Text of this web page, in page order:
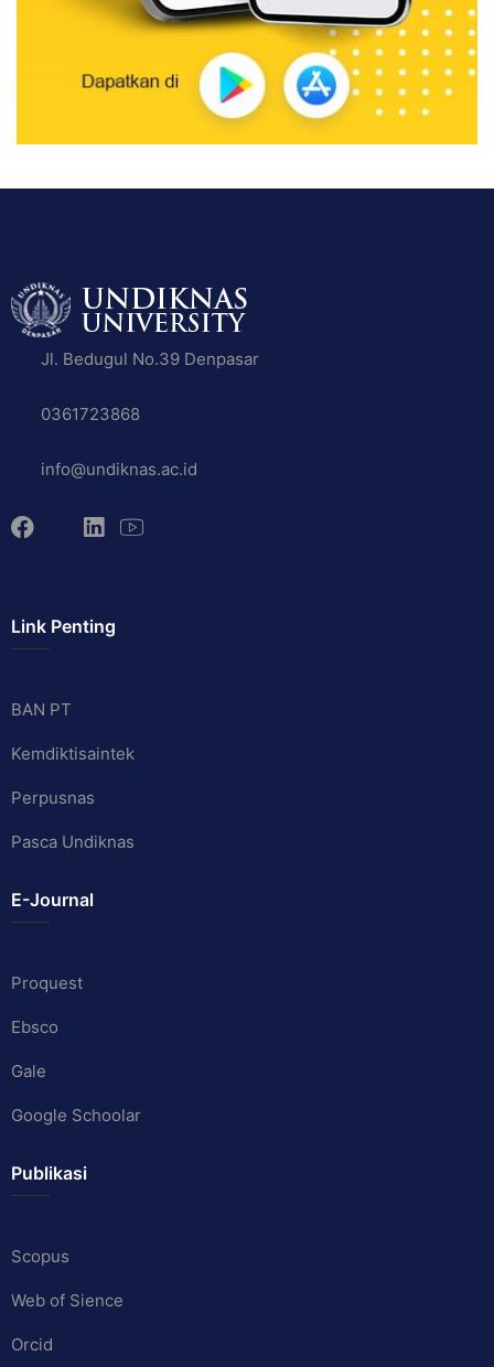
Jl. Bedugul No.39 Denpasar
0361723868
info@undiknas.ac.id
Link Penting
BAN PT
Kemdiktisaintek
Perpusnas
Pasca Undiknas
E-Journal
Proquest
Ebsco
Gale
Google Schoolar
Publikasi
Scopus
Web of Sience
Orcid